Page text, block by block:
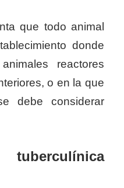
que todo animal
donde
reactores
o en la que
debe considerar